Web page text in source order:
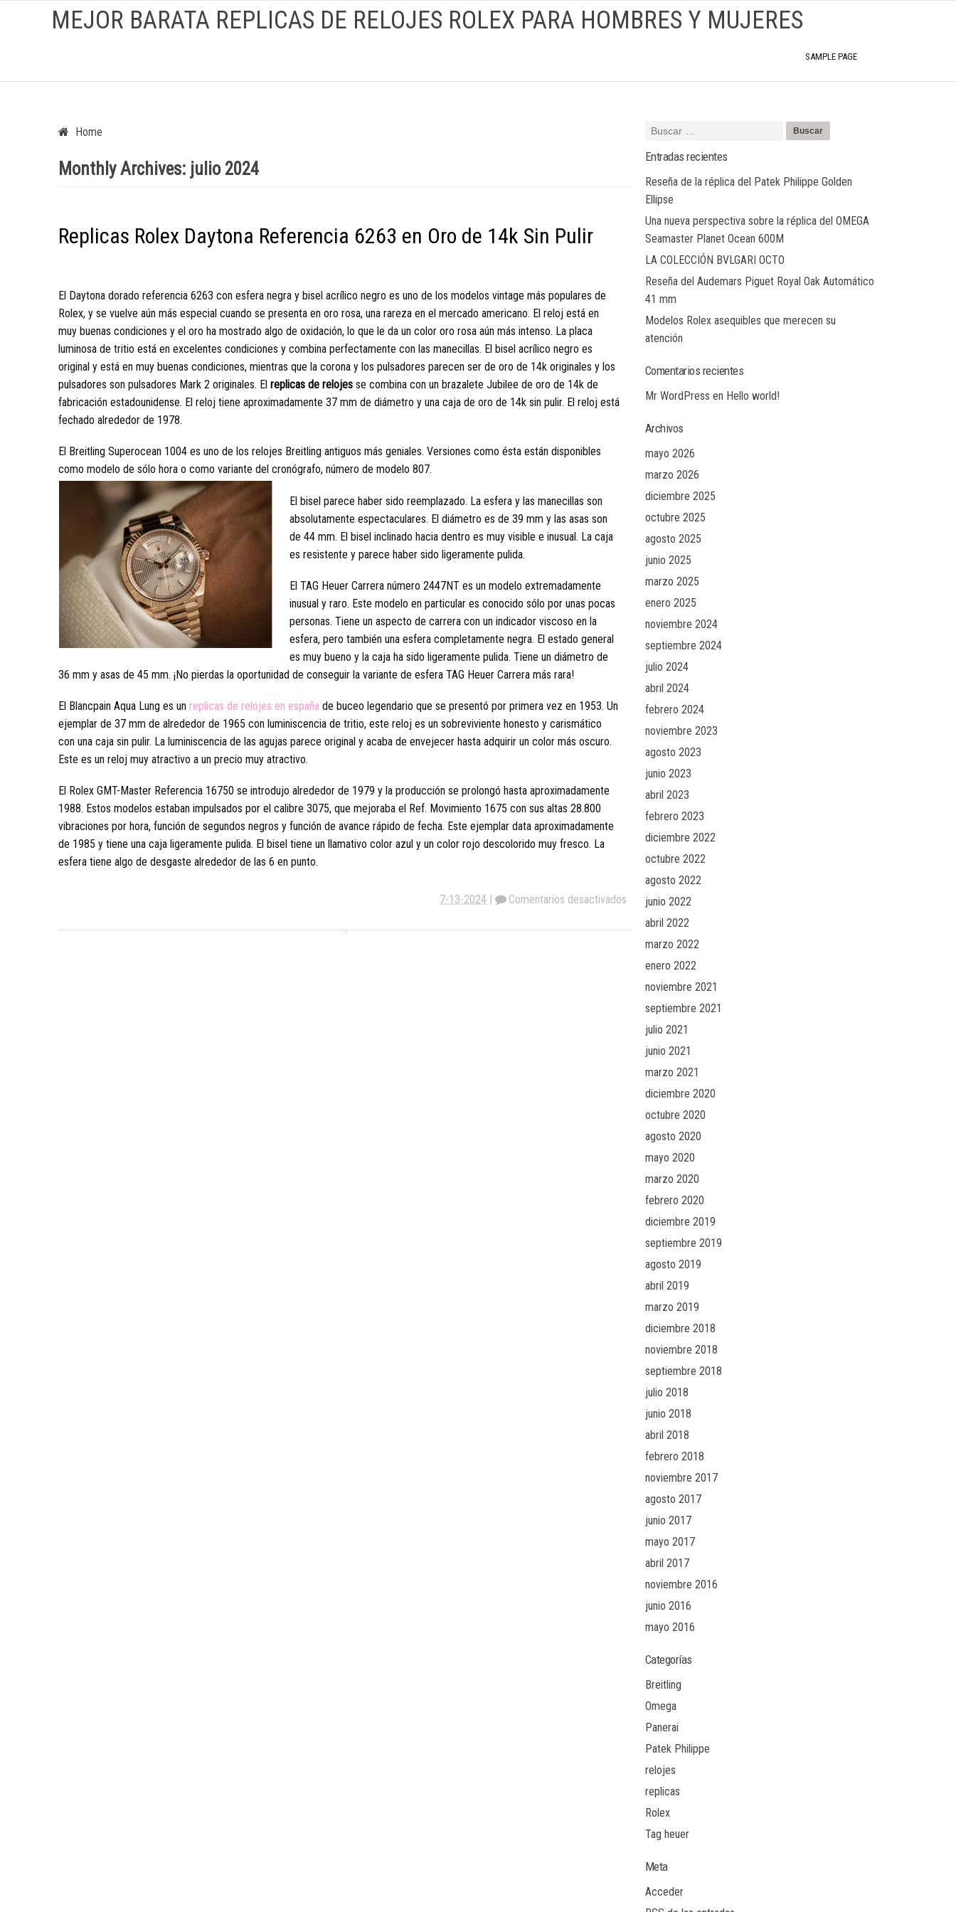
MEJOR BARATA REPLICAS DE RELOJES ROLEX PARA HOMBRES Y MUJERES
SAMPLE PAGE
Home
Monthly Archives: julio 2024
Replicas Rolex Daytona Referencia 6263 en Oro de 14k Sin Pulir
El Daytona dorado referencia 6263 con esfera negra y bisel acrílico negro es uno de los modelos vintage más populares de
Rolex, y se vuelve aún más especial cuando se presenta en oro rosa, una rareza en el mercado americano. El reloj está en
muy buenas condiciones y el oro ha mostrado algo de oxidación, lo que le da un color oro rosa aún más intenso. La placa
luminosa de tritio está en excelentes condiciones y combina perfectamente con las manecillas. El bisel acrílico negro es
original y está en muy buenas condiciones, mientras que la corona y los pulsadores parecen ser de oro de 14k originales y los
pulsadores son pulsadores Mark 2 originales. El replicas de relojes se combina con un brazalete Jubilee de oro de 14k de
fabricación estadounidense. El reloj tiene aproximadamente 37 mm de diámetro y una caja de oro de 14k sin pulir. El reloj está
fechado alrededor de 1978.
El Breitling Superocean 1004 es uno de los relojes Breitling antiguos más geniales. Versiones como ésta están disponibles
como modelo de sólo hora o como variante del cronógrafo, número de modelo 807.
El bisel parece haber sido reemplazado. La esfera y las manecillas son
absolutamente espectaculares. El diámetro es de 39 mm y las asas son
de 44 mm. El bisel inclinado hacia dentro es muy visible e inusual. La caja
es resistente y parece haber sido ligeramente pulida.
El TAG Heuer Carrera número 2447NT es un modelo extremadamente
inusual y raro. Este modelo en particular es conocido sólo por unas pocas
personas. Tiene un aspecto de carrera con un indicador viscoso en la
esfera, pero también una esfera completamente negra. El estado general
es muy bueno y la caja ha sido ligeramente pulida. Tiene un diámetro de
36 mm y asas de 45 mm. ¡No pierdas la oportunidad de conseguir la variante de esfera TAG Heuer Carrera más rara!
El Blancpain Aqua Lung es un replicas de relojes en españa de buceo legendario que se presentó por primera vez en 1953. Un
ejemplar de 37 mm de alrededor de 1965 con luminiscencia de tritio, este reloj es un sobreviviente honesto y carismático
con una caja sin pulir. La luminiscencia de las agujas parece original y acaba de envejecer hasta adquirir un color más oscuro.
Este es un reloj muy atractivo a un precio muy atractivo.
El Rolex GMT-Master Referencia 16750 se introdujo alrededor de 1979 y la producción se prolongó hasta aproximadamente
1988. Estos modelos estaban impulsados por el calibre 3075, que mejoraba el Ref. Movimiento 1675 con sus altas 28.800
vibraciones por hora, función de segundos negros y función de avance rápido de fecha. Este ejemplar data aproximadamente
de 1985 y tiene una caja ligeramente pulida. El bisel tiene un llamativo color azul y un color rojo descolorido muy fresco. La
esfera tiene algo de desgaste alrededor de las 6 en punto.
7-13-2024 Comentarios desactivados
Entradas recientes
Reseña de la réplica del Patek Philippe Golden
Ellipse
Una nueva perspectiva sobre la réplica del OMEGA
Seamaster Planet Ocean 600M
LA COLECCIÓN BVLGARI OCTO
Reseña del Audemars Piguet Royal Oak Automático
41 mm
Modelos Rolex asequibles que merecen su
atención
Comentarios recientes
Mr WordPress en Hello world!
Archivos
mayo 2026
marzo 2026
diciembre 2025
octubre 2025
agosto 2025
junio 2025
marzo 2025
enero 2025
noviembre 2024
septiembre 2024
julio 2024
abril 2024
febrero 2024
noviembre 2023
agosto 2023
junio 2023
abril 2023
febrero 2023
diciembre 2022
octubre 2022
agosto 2022
junio 2022
abril 2022
marzo 2022
enero 2022
noviembre 2021
septiembre 2021
julio 2021
junio 2021
marzo 2021
diciembre 2020
octubre 2020
agosto 2020
mayo 2020
marzo 2020
febrero 2020
diciembre 2019
septiembre 2019
agosto 2019
abril 2019
marzo 2019
diciembre 2018
noviembre 2018
septiembre 2018
julio 2018
junio 2018
abril 2018
febrero 2018
noviembre 2017
agosto 2017
junio 2017
mayo 2017
abril 2017
noviembre 2016
junio 2016
mayo 2016
Categorías
Breitling
Omega
Panerai
Patek Philippe
relojes
replicas
Rolex
Tag heuer
Meta
Acceder